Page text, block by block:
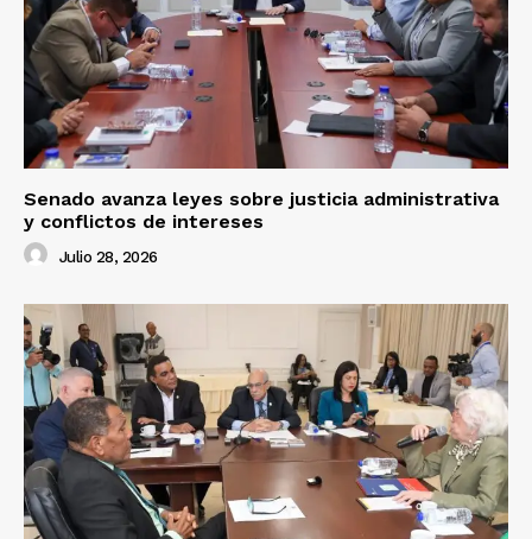
Senado avanza leyes sobre justicia administrativa
y conflictos de intereses
Julio 28, 2026